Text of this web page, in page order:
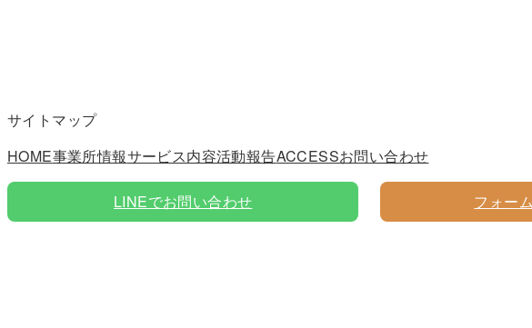
サイトマップ
HOME事業所情報サービス内容活動報告ACCESSお問い合わせ
LINEでお問い合わせ フォー